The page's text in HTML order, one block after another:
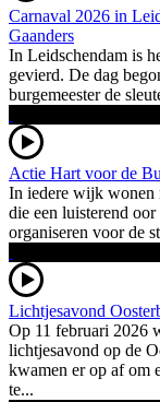
Carnaval 2026 in
Gaanders
In Leidschendam is
gevierd. De dag
burgemeester de
Actie Hart voor de
In iedere wijk wonen
die een luisterend
organiseren voor de
Lichtjesavond
Op 11 februari 2026
lichtjesavond op de
kwamen er op af om
te...